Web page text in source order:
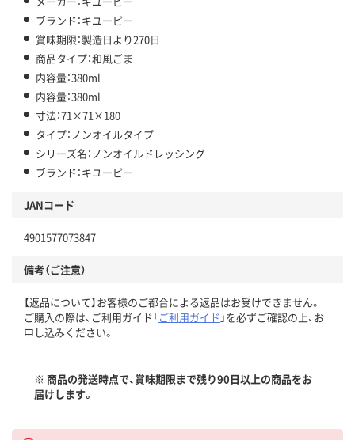
ブランド：キユーピー
賞味期限：製造日より270日
商品タイプ：和風ごま
内容量：380ml
内容量：380ml
寸法：71×71×180
タイプ：ノンオイルタイプ
シリーズ名：ノンオイルドレッシング
ブランド：キユーピー
JANコード
4901577073847
備考（ご注意）
【返品について】お客様のご都合による返品はお受けできません。
ご購入の際は、ご利用ガイド「ご利用ガイド 」を必ずご確認の上、お
申し込みください。
※ 商品の発送時点で、賞味期限まで残り90日以上の商品をお
届けします。